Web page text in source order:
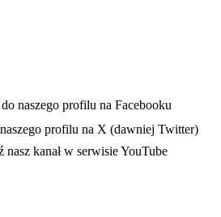
się w nowej karcie
naszego profilu na Facebooku
karcie profilu na X (dawniej Twitter)
się w nowej karcie
nasz kanał w serwisie YouTube